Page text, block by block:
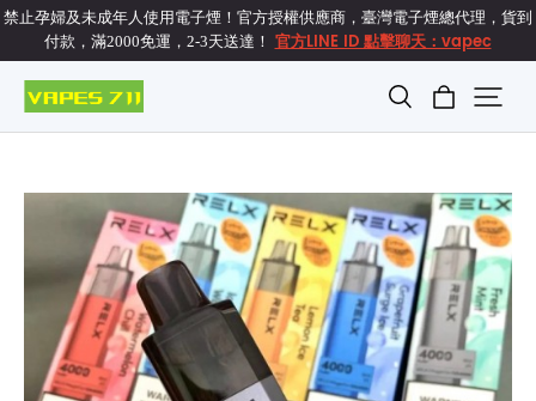
禁止孕婦及未成年人使用電子煙！官方授權供應商，臺灣電子煙總代理，貨到
付款，滿2000免運，2-3天送達！ 官方LINE ID 點擊聊天：vapec